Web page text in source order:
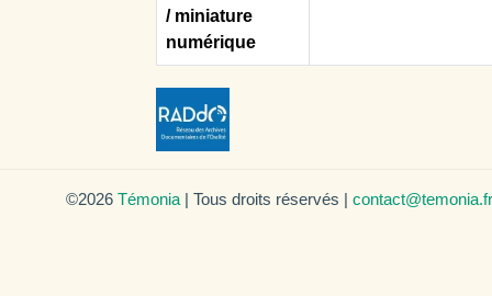
/ miniature
numérique
©2026 Témonia | Tous droits réservés | contact@temonia.fr